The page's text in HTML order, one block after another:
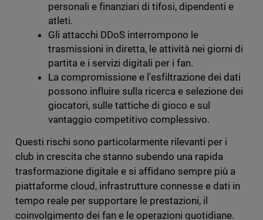
personali e finanziari di tifosi, dipendenti e
atleti.
Gli attacchi DDoS interrompono le
trasmissioni in diretta, le attività nei giorni di
partita e i servizi digitali per i fan.
La compromissione e l'esfiltrazione dei dati
possono influire sulla ricerca e selezione dei
giocatori, sulle tattiche di gioco e sul
vantaggio competitivo complessivo.
Questi rischi sono particolarmente rilevanti per i
club in crescita che stanno subendo una rapida
trasformazione digitale e si affidano sempre più a
piattaforme cloud, infrastrutture connesse e dati in
tempo reale per supportare le prestazioni, il
coinvolgimento dei fan e le operazioni quotidiane.